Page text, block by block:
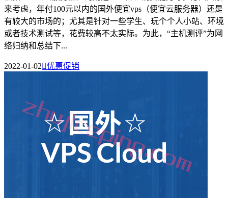
来考虑，年付100元以内的国外便宜vps（便宜云服务器）还是
有较大的市场的；尤其是针对一些学生、玩个个人小站、环境
或者技术测试等，花费较高不太实际。为此，“主机测评”为网
络归纳和总结下...
2022-01-02优惠促销